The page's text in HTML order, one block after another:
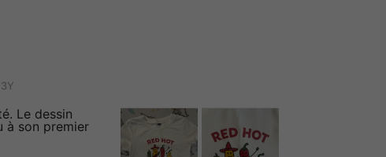
Le dessin
à son premier